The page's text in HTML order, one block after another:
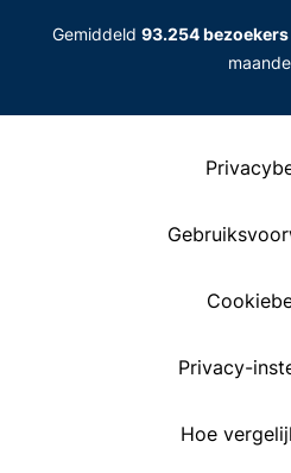
Gemiddeld 93.254 bezoekers
Privacy-
Hoe